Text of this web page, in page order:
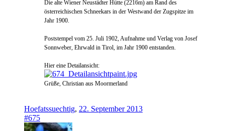
Die alte Wiener Neustädter Hütte (2216m) am Rand des
österreichischen Schneekars in der Westwand der Zugspitze im
Jahr 1900.
Poststempel vom 25. Juli 1902, Aufnahme und Verlag von Josef
Sonnweber, Ehrwald in Tirol, im Jahr 1900 entstanden.
Hier eine Detailansicht:
Grüße, Christian aus Moormerland
Hoefatssuechtig, 22. September 2013
#675